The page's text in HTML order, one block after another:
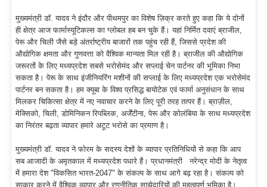
मुख्यमंत्री डॉ. यादव ने इंदौर और पीथमपुर का विशेष ज़िक्र करते हुए कहा कि ये दोनों
ही क्षेत्र आज फार्मास्यूटिकल्स का ग्लोबल हब बन चुके हैं। यहां निर्मित दवाएं ब्राजील,
पेरू और चिली जैसे बड़े अंतर्राष्ट्रीय बाजारों तक पहुंच रही हैं, जिससे प्रदेश की
औद्योगिक क्षमता और गुणवत्ता को वैश्विक मान्यता मिल रही है। ब्राजील की औद्योगिक
जरूरतों के लिए मध्यप्रदेश सबसे भरोसेमंद और सप्लाई चेन पार्टनर की भूमिका निभा
सकता है। पेरू के साथ इंजीनियरिंग मशीनों की सप्लाई के लिए मध्यप्रदेश एक भरोसेमंद
पार्टनर बन सकता है। हम क्यूबा के विश्व प्रसिद्ध बायोटेक एवं फार्मा अनुसंधान के साथ
मिलकर चिकित्सा क्षेत्र में नए नवाचार करने के लिए पूरी तरह तत्पर हैं। ब्राज़ील,
मेक्सिको, चिली, डोमिनिकन रिपब्लिक, अर्जेंटीना, पेरू और कोलंबिया के साथ मध्यप्रदेश
का निरंतर बढ़ता व्यापार हमारे अटूट भरोसे का प्रमाण है।
मुख्यमंत्री डॉ. यादव ने फोरम के सदस्य देशों के व्यापार प्रतिनिधियों से कहा कि आप
सब आजादी के अमृतकाल में मध्यप्रदेश पधारे हैं। प्रधानमंत्री नरेन्द्र मोदी के नेतृत्व
में हमारा देश "विकसित भारत-2047" के संकल्प के साथ आगे बढ़ रहा है। संकल्प को
साकार करने में वैश्विक व्यापार और रणनीतिक साझेदारियों की महत्वपूर्ण भूमिका है।